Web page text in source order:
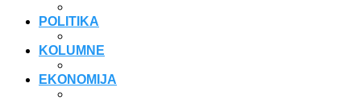
POLITIKA
KOLUMNE
EKONOMIJA